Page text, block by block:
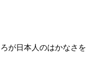
が日本人のはかなさを